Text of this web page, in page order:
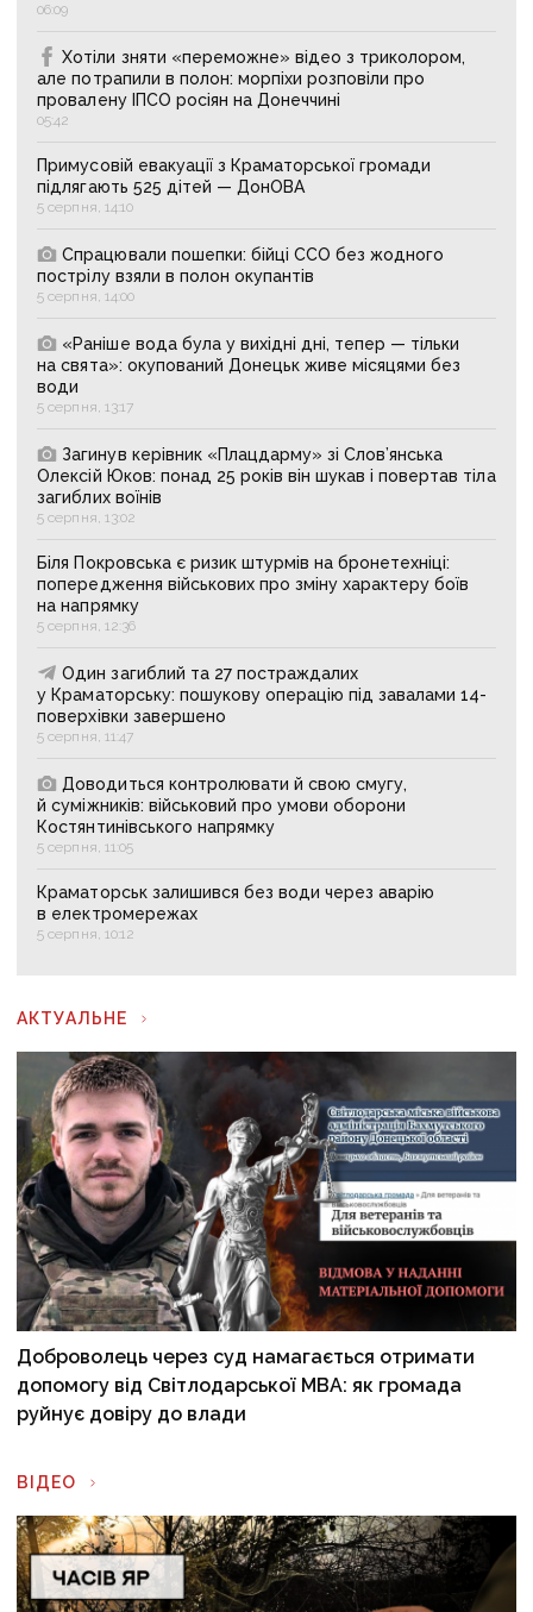
06:09
Хотіли зняти «переможне» відео з триколором,
але потрапили в полон: морпіхи розповіли про
провалену ІПСО росіян на Донеччині
05:42
Примусовій евакуації з Краматорської громади
підлягають 525 дітей — ДонОВА
5 серпня, 14:10
Спрацювали пошепки: бійці ССО без жодного
пострілу взяли в полон окупантів
5 серпня, 14:00
«Раніше вода була у вихідні дні, тепер — тільки
на свята»: окупований Донецьк живе місяцями без
води
5 серпня, 13:17
Загинув керівник «Плацдарму» зі Слов’янська
Олексій Юков: понад 25 років він шукав і повертав тіла
загиблих воїнів
5 серпня, 13:02
Біля Покровська є ризик штурмів на бронетехніці:
попередження військових про зміну характеру боїв
на напрямку
5 серпня, 12:36
Один загиблий та 27 постраждалих
у Краматорську: пошукову операцію під завалами 14-
поверхівки завершено
5 серпня, 11:47
Доводиться контролювати й свою смугу,
й суміжників: військовий про умови оборони
Костянтинівського напрямку
5 серпня, 11:05
Краматорськ залишився без води через аварію
в електромережах
5 серпня, 10:12
АКТУАЛЬНЕ
Доброволець через суд намагається отримати
допомогу від Світлодарської МВА: як громада
руйнує довіру до влади
ВІДЕО